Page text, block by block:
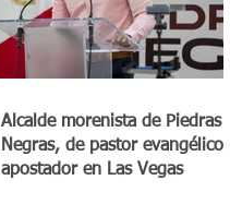
Alcalde morenista de Piedras
Negras, de pastor evangélico a
apostador en Las Vegas